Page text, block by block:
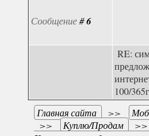
Сообщение#6
RE:
100/
Главная сайта
>>
>>
Куплю/Продам >>